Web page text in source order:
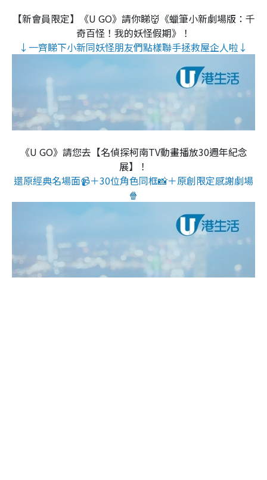
【新會員限定】《U GO》請你睇👹《蠟筆小新劇場版：千
奇百怪！我的妖怪假期》！
↓一齊睇下小新同妖怪朋友們點樣聯手拯救屋企人啦↓
《U GO》請您去【名偵探柯南TV動畫播放30週年紀念
展】！
還原經典名場面📹＋30位角色同框📸＋原創限定感謝劇場
🍿